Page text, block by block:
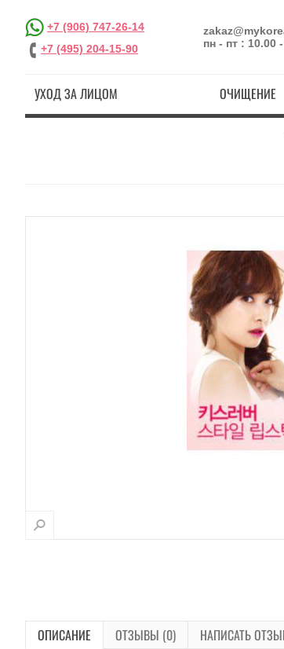
+7 (906) 747-26-14
+7 (495) 204-15-90
пн - пт : 10.00
УХОД ЗА ЛИЦОМ ОЧИЩЕНИЕ
ОПИСАНИЕ ОТЗЫВЫ (0) НАПИСАТЬ